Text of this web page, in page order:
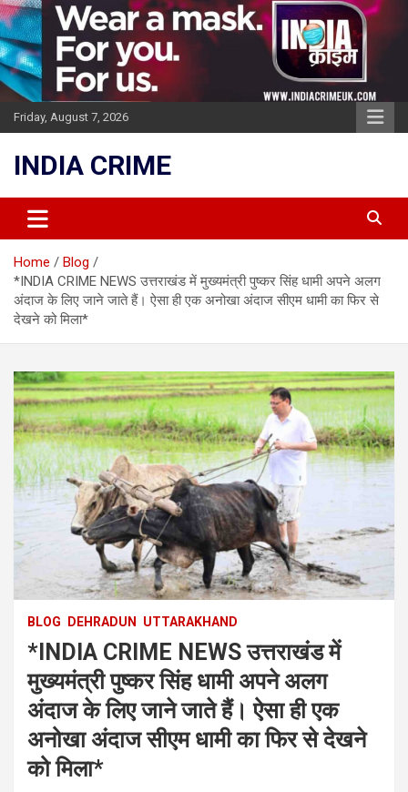
Skip
to
content
Friday, August 7, 2026
INDIA CRIME
Home
Blog
*INDIA CRIME NEWS उत्तराखंड में मुख्यमंत्री पुष्कर सिंह धामी अपने अलग
अंदाज के लिए जाने जाते हैं। ऐसा ही एक अनोखा अंदाज सीएम धामी का फिर से
देखने को मिला*
BLOG DEHRADUN UTTARAKHAND
*INDIA CRIME NEWS उत्तराखंड में
मुख्यमंत्री पुष्कर सिंह धामी अपने अलग
अंदाज के लिए जाने जाते हैं। ऐसा ही एक
अनोखा अंदाज सीएम धामी का फिर से देखने
को मिला*